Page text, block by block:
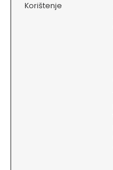
Korištenje